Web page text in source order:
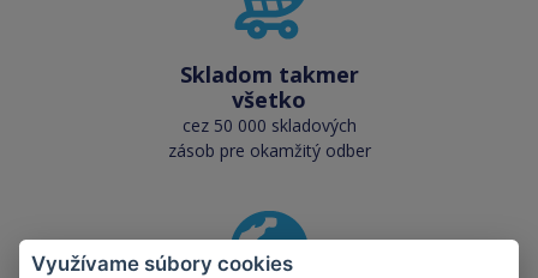
Skladom takmer
všetko
cez 50 000 skladových
zásob pre okamžitý odber
Využívame súbory cookies